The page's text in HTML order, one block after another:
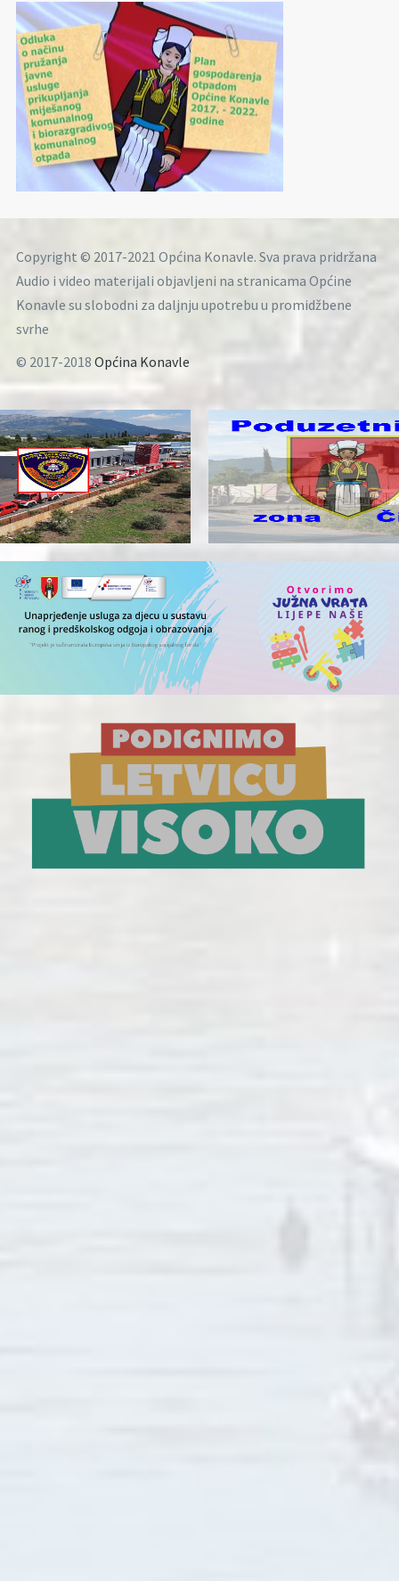
Copyright © 2017-2021 Općina Konavle. Sva prava pridržana
Audio i video materijali objavljeni na stranicama Općine
Konavle su slobodni za daljnju upotrebu u promidžbene
svrhe
© 2017-2018 Općina Konavle